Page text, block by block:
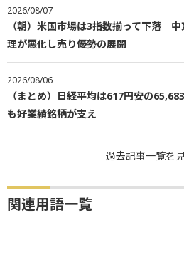
2026/08/07
（朝）米国市場は3指数揃って下落
理が悪化し売り優勢の展開
2026/08/06
（まとめ）日経平均は617円安の
も好業績銘柄が支え
過去記事一覧を
関連用語一覧